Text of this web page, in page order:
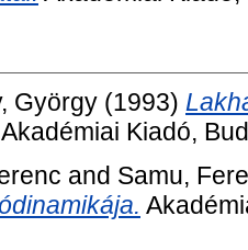
György (1993)
Akadémiai Kiadó,
and Samu,